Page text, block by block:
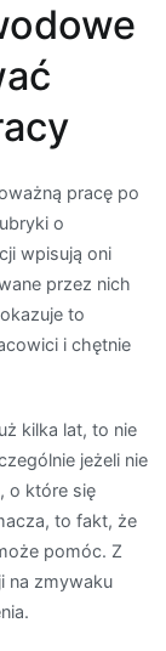
pracę po
o
wpisują oni
przez nich
to
i chętnie
kilka lat, to nie
jeżeli nie
o które się
to fakt, że
pomóc. Z
na zmywaku